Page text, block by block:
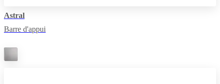
Astral
Barre d'appui